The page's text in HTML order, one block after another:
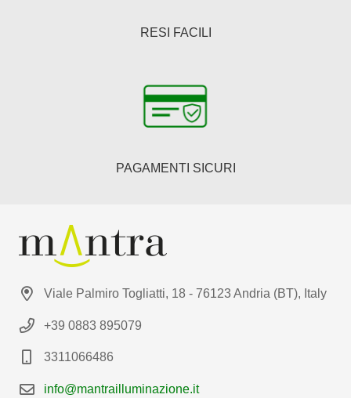
RESI FACILI
PAGAMENTI SICURI
Viale Palmiro Togliatti, 18 - 76123 Andria (BT), Italy
+39 0883 895079
3311066486
info@mantrailluminazione.it